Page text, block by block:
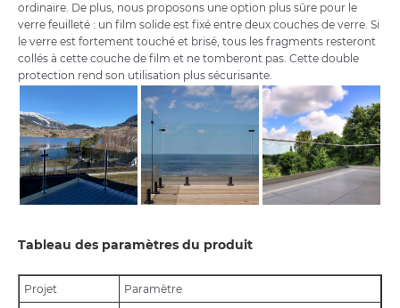
ordinaire. De plus, nous proposons une option plus sûre pour le
verre feuilleté : un film solide est fixé entre deux couches de verre. Si
le verre est fortement touché et brisé, tous les fragments resteront
collés à cette couche de film et ne tomberont pas. Cette double
protection rend son utilisation plus sécurisante.
Tableau des paramètres du produit
Projet
Paramètre